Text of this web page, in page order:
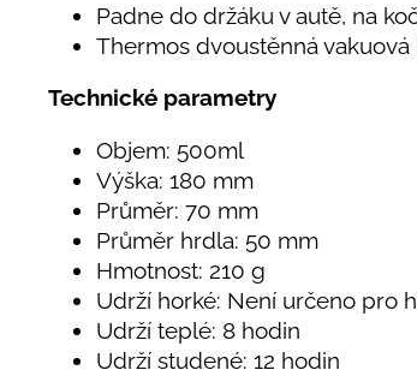
Padne do držáku v autě, na
Thermos dvoustěnná
Technické parametry
Objem: 500ml
Výška: 180 mm
Průměr: 70 mm
Průměr hrdla: 50 mm
Hmotnost: 210 g
Udrží horké: Není určeno pro
Udrží teplé: 8 hodin
Udrží studené: 12 hodin